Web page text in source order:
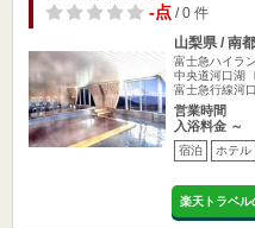
-点/ 0 件
山梨県 / 南
富士急ハイラ
中央道河口湖
富士急行線河
営業時間
入浴料金 ～
宿泊 ホテル
楽天トラベル